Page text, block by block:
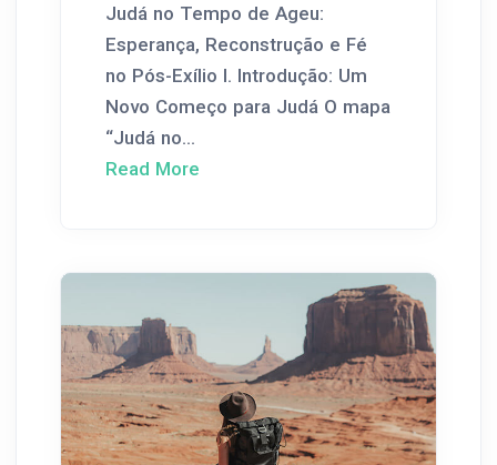
Judá no Tempo de Ageu:
Esperança, Reconstrução e Fé
no Pós-Exílio I. Introdução: Um
Novo Começo para Judá O mapa
“Judá no...
Read More